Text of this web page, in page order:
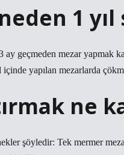
1 yıl
ay geçmeden mezar yapmak
yapılan mezarlarda
ne
şöyledir: Tek mermer